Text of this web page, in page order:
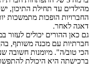
מהילדים עד תחילת התיכון,
החברויות הופכות מתמשכות
דאגה לאחר.
גם כאן ההורים יכולים לעזור
חברתיות עם מכנה משותף,
הכי טוב/ה". מיומנות חשובה
ברכישתה היא היכולת